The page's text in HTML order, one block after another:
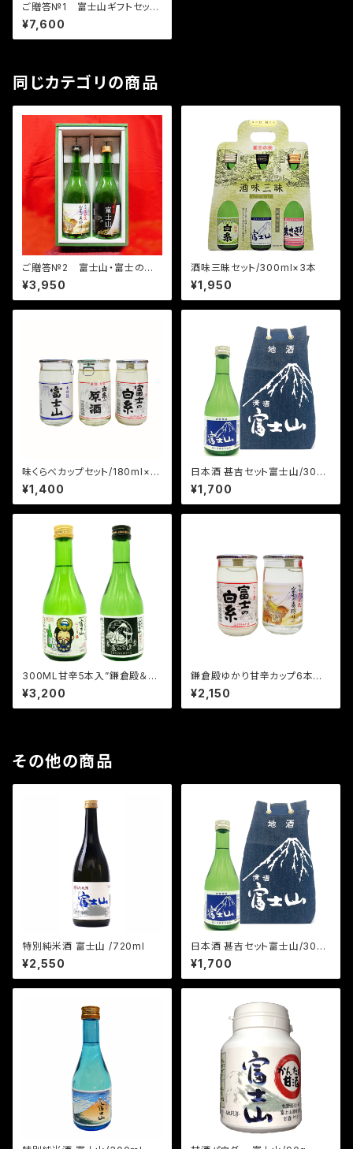
ご贈答№1 富士山ギフトセット
「Ginjo-shu富士山」純米大吟
醸・純米吟醸2本入
¥7,600
同じカテゴリの商品
ご贈答№2 富士山・富士の巻
狩りギフトセット～鎌倉武士ゆか
りSAKE 純米酒・本醸造0.72
Ｌセット※夏季クール冷蔵便発
¥3,950
酒味三昧セット/300ml×3本
¥1,950
味くらべカップセット/180ml×3
本
¥1,400
日本酒 甚吉セット富士山/300
ml
¥1,700
300ML甘辛5本入”鎌倉殿＆家
康＆さくやちゃん”富士宮ゆかり
酒”【富士の巻狩り・家康公の遺
産FUJINOMIYA・さくやちゃん
¥3,200
鎌倉殿ゆかり甘辛カップ6本入
【富士の巻狩り・富士の白糸】～
白糸の滝・巻狩り和歌短冊付き
～※夏季はクール冷蔵便発送
¥2,150
その他の商品
特別純米酒 富士山 /720ml
¥2,550
日本酒 甚吉セット富士山/300
ml
¥1,700